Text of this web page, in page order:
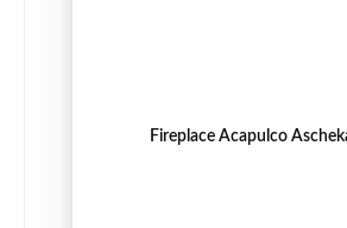
Fireplace Acapulco